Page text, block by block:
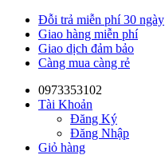
Đỗi trả miễn phí 30 ngày
Giao hàng miễn phí
Giao dịch đảm bảo
Càng mua càng rẻ
0973353102
Tài Khoản
Đăng Ký
Đăng Nhập
Giỏ hàng